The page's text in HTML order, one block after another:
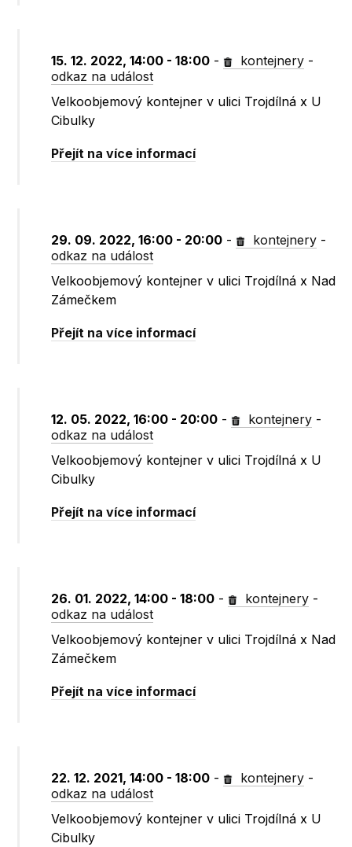
15. 12. 2022, 14:00 - 18:00 - kontejnery -
odkaz na událost
Velkoobjemový kontejner v ulici Trojdílná x U
Cibulky
Přejít na více informací
29. 09. 2022, 16:00 - 20:00 - kontejnery -
odkaz na událost
Velkoobjemový kontejner v ulici Trojdílná x Nad
Zámečkem
Přejít na více informací
12. 05. 2022, 16:00 - 20:00 - kontejnery -
odkaz na událost
Velkoobjemový kontejner v ulici Trojdílná x U
Cibulky
Přejít na více informací
26. 01. 2022, 14:00 - 18:00 - kontejnery -
odkaz na událost
Velkoobjemový kontejner v ulici Trojdílná x Nad
Zámečkem
Přejít na více informací
22. 12. 2021, 14:00 - 18:00 - kontejnery -
odkaz na událost
Velkoobjemový kontejner v ulici Trojdílná x U
Cibulky